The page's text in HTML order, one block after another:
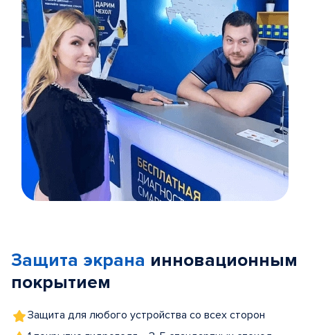
5
Защита экрана инновационным
покрытием
Защита для любого устройства со всех сторон